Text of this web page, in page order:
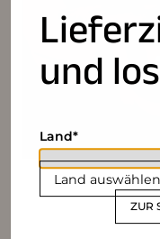
und
Land auswählen
Land
ZUR